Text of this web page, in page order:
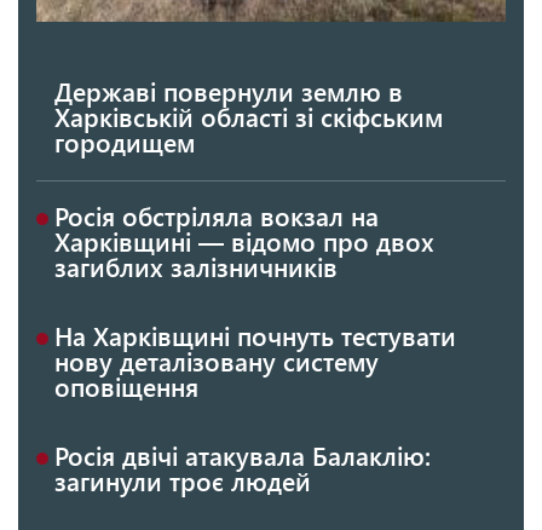
Державі повернули землю в
Харківській області зі скіфським
городищем
Росія обстріляла вокзал на
Харківщині — відомо про двох
загиблих залізничників
На Харківщині почнуть тестувати
нову деталізовану систему
оповіщення
Росія двічі атакувала Балаклію:
загинули троє людей